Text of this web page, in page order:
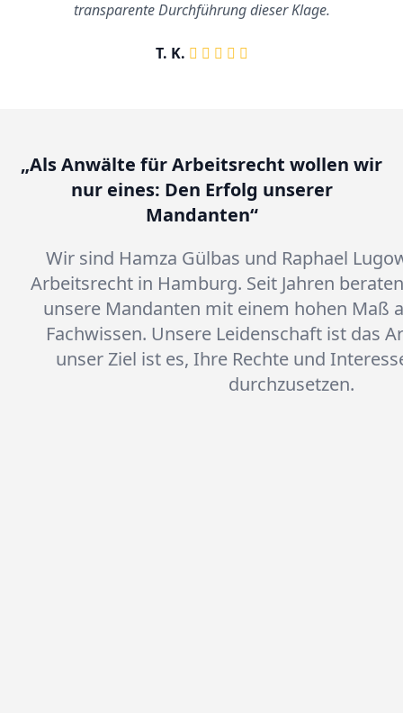
transparente Durchführung dieser Klage.
T. K.
„Als Anwälte für Arbeitsrecht wollen wir
nur eines: Den Erfolg unserer
Mandanten“
Wir sind Hamza Gülbas und Raphael
Arbeitsrecht in Hamburg. Seit Jahren
unsere Mandanten mit einem hohen Maß
Fachwissen. Unsere Leidenschaft ist das
unser Ziel ist es, Ihre Rechte und
durchzusetzen.